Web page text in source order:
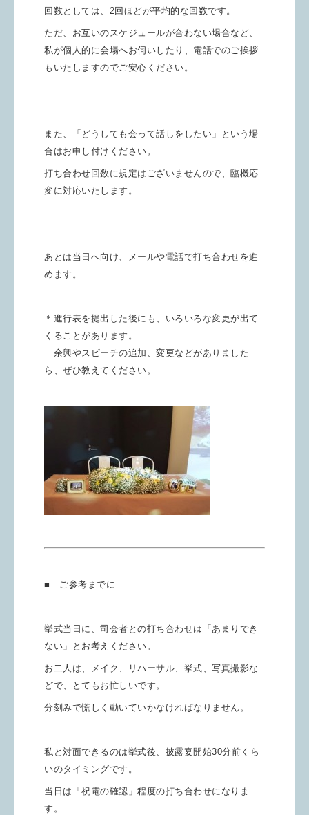
回数としては、2回ほどが平均的な回数です。
ただ、お互いのスケジュールが合わない場合など、
私が個人的に会場へお伺いしたり、電話でのご挨拶
もいたしますのでご安心ください。
また、「どうしても会って話しをしたい」という場
合はお申し付けください。
打ち合わせ回数に規定はございませんので、臨機応
変に対応いたします。
あとは当日へ向け、メールや電話で打ち合わせを進
めます。
＊進行表を提出した後にも、いろいろな変更が出て
くることがあります。
余興やスピーチの追加、変更などがありました
ら、ぜひ教えてください。
■ ご参考までに
挙式当日に、司会者との打ち合わせは「あまりでき
ない」とお考えください。
お二人は、メイク、リハーサル、挙式、写真撮影な
どで、とてもお忙しいです。
分刻みで慌しく動いていかなければなりません。
私と対面できるのは挙式後、披露宴開始30分前くら
いのタイミングです。
当日は「祝電の確認」程度の打ち合わせになりま
す。